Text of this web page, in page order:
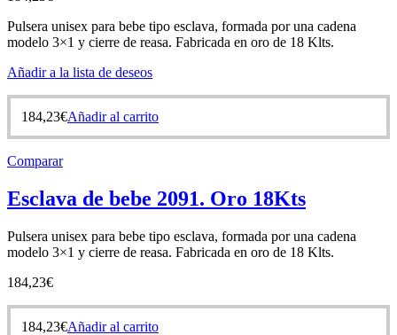
Pulsera unisex para bebe tipo esclava, formada por una cadena
modelo 3×1 y cierre de reasa. Fabricada en oro de 18 Klts.
Añadir a la lista de deseos
184,23€Añadir al carrito
Comparar
Esclava de bebe 2091. Oro 18Kts
Pulsera unisex para bebe tipo esclava, formada por una cadena
modelo 3×1 y cierre de reasa. Fabricada en oro de 18 Klts.
184,23€
184,23€Añadir al carrito